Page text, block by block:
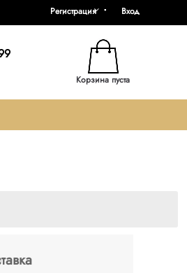
Вход
Регистрация
Корзина пуста